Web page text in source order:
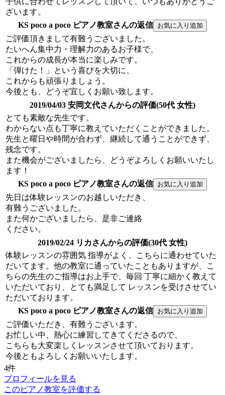
ざいます。
KS poco a poco ピアノ教室さんの返信
ご評価頂きまして有難うございました。
たいへん集中力・理解力のあるお子様で、
これからの成長が本当に楽しみです。
「弾けた！」という喜びを大切に、
これからも頑張りましょう。
今後とも、どうぞ宜しくお願い致します。
2019/04/03 安岡文代さんからの評価(50代 女性)
とても素敵な先生です。
わからない点も丁寧に教えていただくことができました。
先生と曜日や時間が合わず、継続して通うことができず、
残念です。
また機会がございましたら、どうぞよろしくお願いいたし
ます！
KS poco a poco ピアノ教室さんの返信
先日は体験レッスンのお越しいただき、
有難うございました。
また何かございましたら、是非ご連絡
ください。
2019/02/24 リカさんからの評価(30代 女性)
体験レッスンの雰囲気 指導がよく、こちらに通わせていた
だいてます。他の教室に通っていたこともありますが、こ
ちらの先生のご指導はお上手で、毎回 丁寧に細かく教えて
いただいており、とても満足して レッスンを受けさせてい
ただいております。
KS poco a poco ピアノ教室さんの返信
ご評価いただき、有難うございます。
お忙しい中、熱心に練習してきてくださるので、
こちらも大変楽しくレッスンさせて頂いております。
今後ともよろしくお願いいたします。
4件
プロフィールを見る
このピアノ教室を評価する